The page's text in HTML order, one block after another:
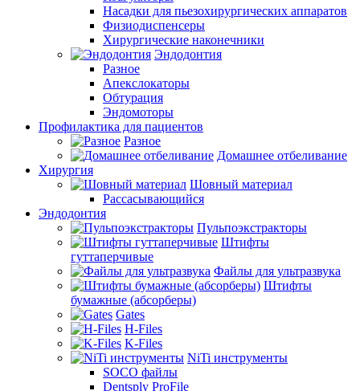
Насадки для пьезохирургических аппаратов
Физиодиспенсеры
Хирургические наконечники
Эндодонтия
Разное
Апекслокаторы
Обтурация
Эндомоторы
Профилактика для пациентов
Разное
Домашнее отбеливание
Хирургия
Шовный материал
Рассасывающийся
Эндодонтия
Пульпоэкстракторы
Штифты
гуттаперчивые
Файлы для ультразвука
Штифты
бумажные (абсорберы)
Gates
H-Files
K-Files
NiTi инструменты
SOCO файлы
Dentsply ProFile